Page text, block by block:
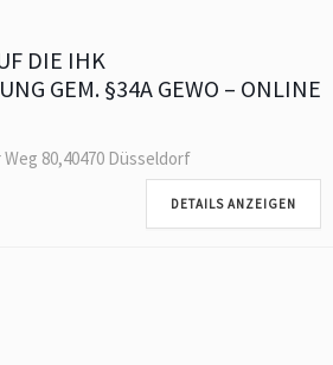
DIE IHK
GEM. §34A GEWO – ONLINE
80,40470 Düsseldorf
DETAILS ANZEIGEN